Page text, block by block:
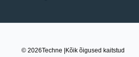
© 2026Techne |Kõik õigused kaitstud